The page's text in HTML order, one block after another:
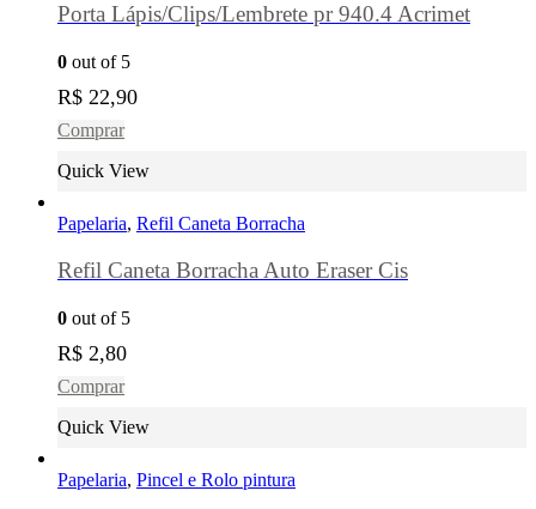
Porta Lápis/Clips/Lembrete pr 940.4 Acrimet
0 out of 5
R$ 22,90
Comprar
Quick View
Papelaria, Refil Caneta Borracha
Refil Caneta Borracha Auto Eraser Cis
0 out of 5
R$ 2,80
Comprar
Quick View
Papelaria, Pincel e Rolo pintura